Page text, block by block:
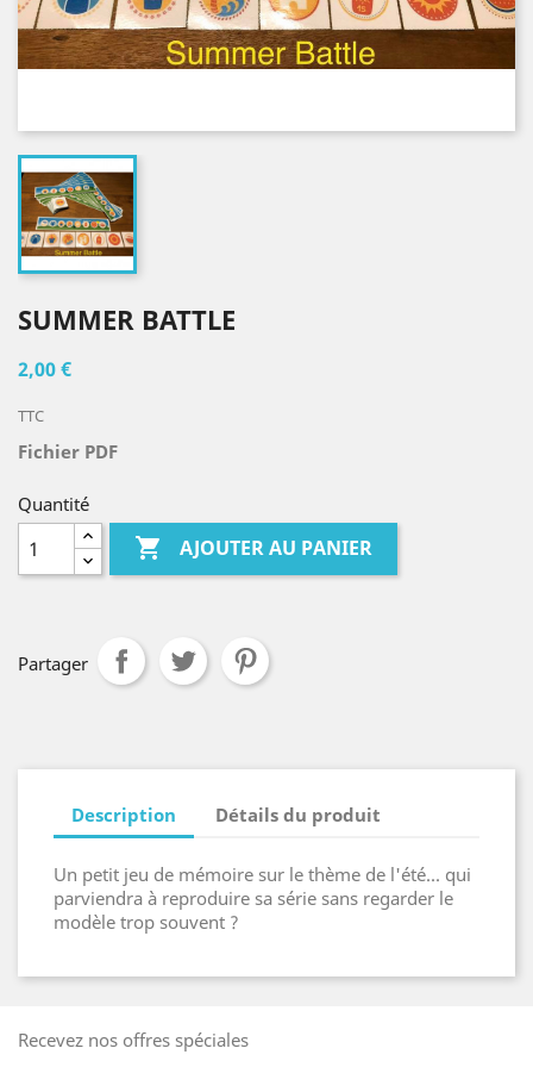
SUMMER BATTLE
2,00 €
TTC
Fichier PDF
Quantité
 AJOUTER AU PANIER
Partager
Description Détails du produit
Un petit jeu de mémoire sur le thème de l'été... qui
parviendra à reproduire sa série sans regarder le
modèle trop souvent ?
Recevez nos offres spéciales